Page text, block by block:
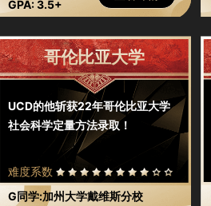
GPA: 3.5+
哥伦比亚大学
UCD的他斩获22年哥伦比亚大学
社会科学定量方法录取！
难度系数
G同学:加州大学戴维斯分校